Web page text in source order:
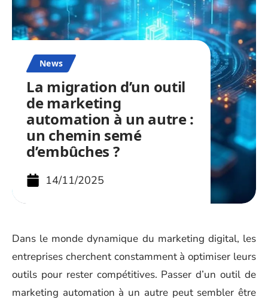
News
La migration d’un outil
de marketing
automation à un autre :
un chemin semé
d’embûches ?
14/11/2025
Dans le monde dynamique du marketing digital, les
entreprises cherchent constamment à optimiser leurs
outils pour rester compétitives. Passer d’un outil de
marketing automation à un autre peut sembler être